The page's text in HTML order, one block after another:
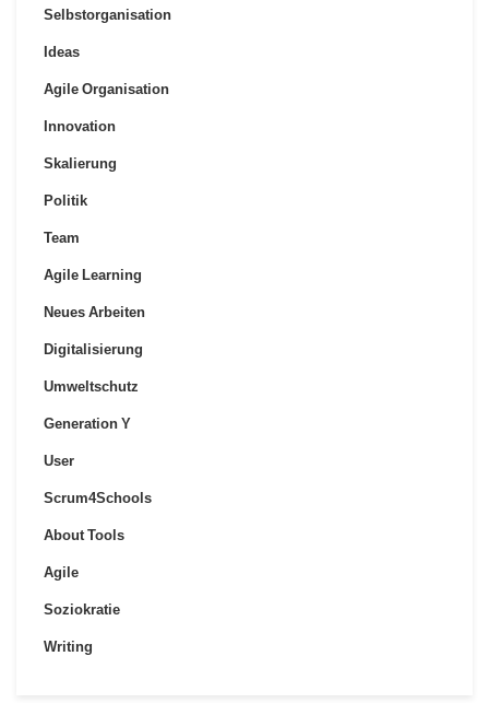
Selbstorganisation
Ideas
Agile Organisation
Innovation
Skalierung
Politik
Team
Agile Learning
Neues Arbeiten
Digitalisierung
Umweltschutz
Generation Y
User
Scrum4Schools
About Tools
Agile
Soziokratie
Writing